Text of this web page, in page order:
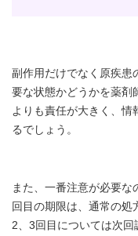
副作用だけでなく原疾患
要な状態かどうかを薬剤
よりも責任が大きく、情
るでしょう。
また、一番注意が必要な
回目の期限は、通常の処
2、3回目については次